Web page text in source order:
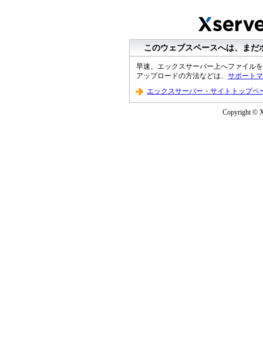
このウェブスペースへは、ま
早速、エックスサーバー上へファイル
アップロードの方法などは、 サポート
エックスサーバー・サイトトップペ
Copyright ©